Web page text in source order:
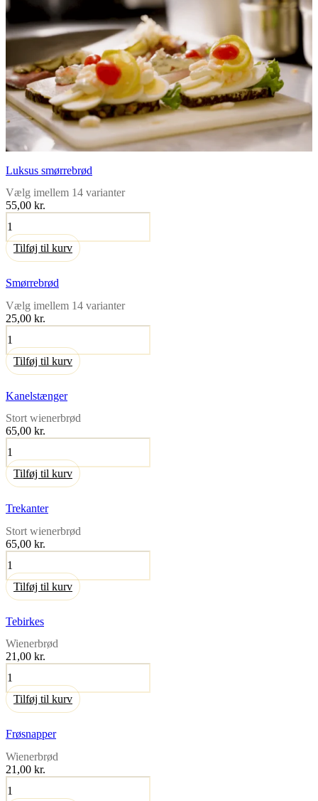
Luksus smørrebrød
Vælg imellem 14 varianter
55,00 kr.
Luksus
smørrebrød
antal
Tilføj til kurv
Smørrebrød
Vælg imellem 14 varianter
25,00 kr.
Smørrebrød
antal
Tilføj til kurv
Kanelstænger
Stort wienerbrød
65,00 kr.
Kanelstænger
antal
Tilføj til kurv
Trekanter
Stort wienerbrød
65,00 kr.
Trekanter
antal
Tilføj til kurv
Tebirkes
Wienerbrød
21,00 kr.
Tebirkes
antal
Tilføj til kurv
Frøsnapper
Wienerbrød
21,00 kr.
Frøsnapper
antal